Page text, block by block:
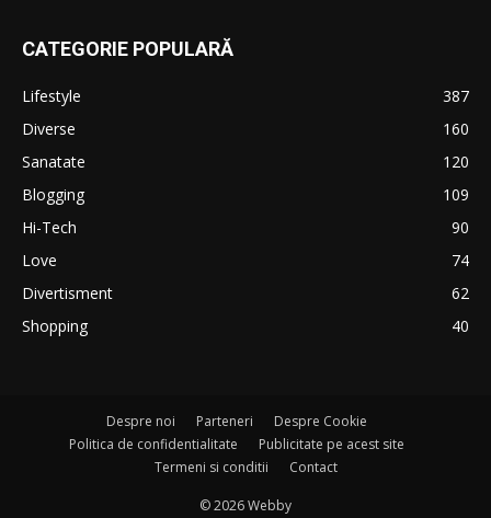
CATEGORIE POPULARĂ
Lifestyle
387
Diverse
160
Sanatate
120
Blogging
109
Hi-Tech
90
Love
74
Divertisment
62
Shopping
40
Despre noi Parteneri
Despre Cookie
Politica de confidentialitate
Publicitate pe acest site
Termeni si conditii
Contact
© 2026 Webby